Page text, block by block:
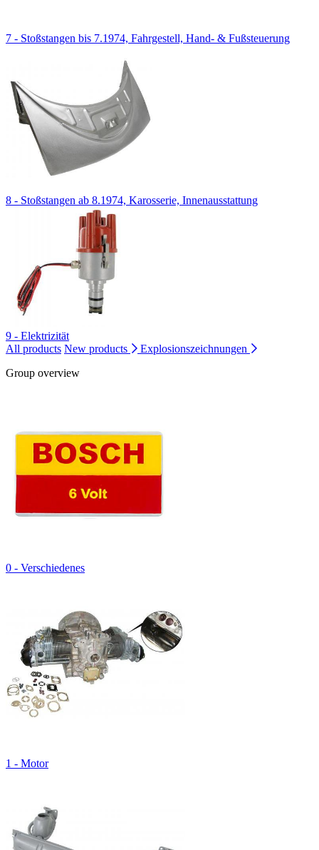
7 - Stoßstangen bis 7.1974, Fahrgestell, Hand- & Fußsteuerung
8 - Stoßstangen ab 8.1974, Karosserie, Innenausstattung
9 - Elektrizität
All products New products
Explosionszeichnungen
Group overview
0 - Verschiedenes
1 - Motor